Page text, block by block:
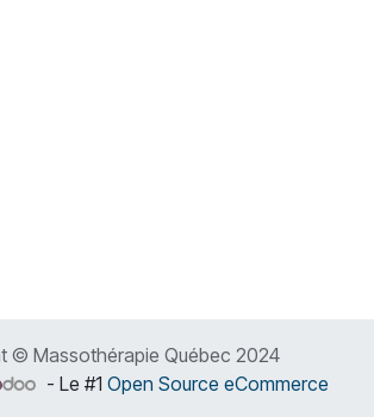
© Massothérapie Québec 2024
- Le #1 Open Source eCommerce